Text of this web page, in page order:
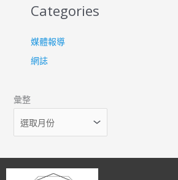
Categories
媒體報導
網誌
彙整